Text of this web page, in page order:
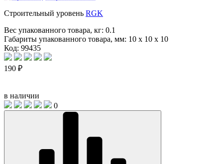
Строительный уровень RGK
Вес упакованного товара, кг: 0.1
Габариты упакованного товара, мм: 10 x 10 x 10
Код: 99435
190 ₽
в наличии
0